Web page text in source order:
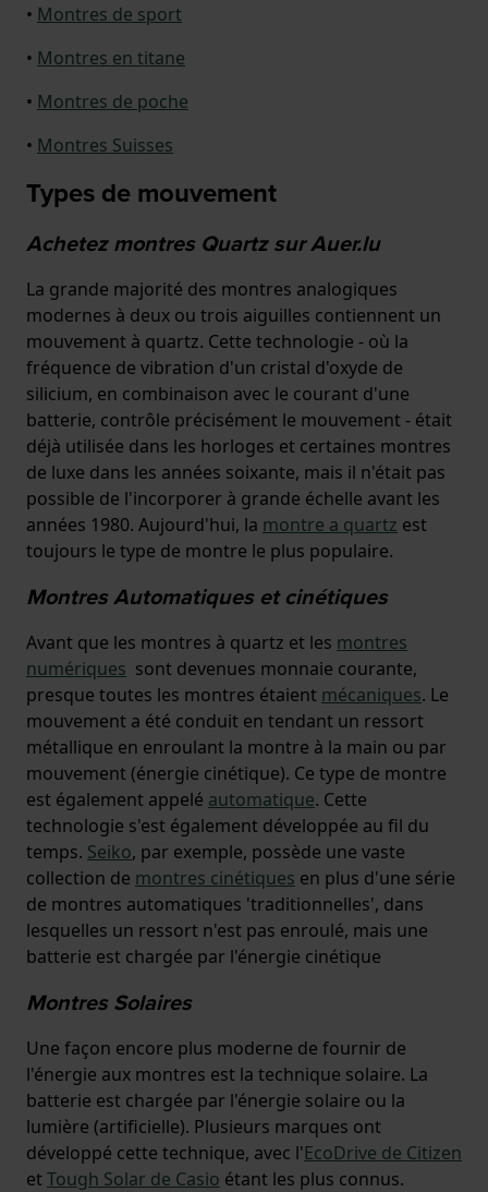
• Montres de sport
• Montres en titane
• Montres de poche
• Montres Suisses
Types de mouvement
Achetez montres Quartz sur Auer.lu
La grande majorité des montres analogiques
modernes à deux ou trois aiguilles contiennent un
mouvement à quartz. Cette technologie - où la
fréquence de vibration d'un cristal d'oxyde de
silicium, en combinaison avec le courant d'une
batterie, contrôle précisément le mouvement - était
déjà utilisée dans les horloges et certaines montres
de luxe dans les années soixante, mais il n'était pas
possible de l'incorporer à grande échelle avant les
années 1980. Aujourd'hui, la montre a quartz est
toujours le type de montre le plus populaire.
Montres Automatiques et cinétiques
Avant que les montres à quartz et les montres
numériques sont devenues monnaie courante,
presque toutes les montres étaient mécaniques. Le
mouvement a été conduit en tendant un ressort
métallique en enroulant la montre à la main ou par
mouvement (énergie cinétique). Ce type de montre
est également appelé automatique. Cette
technologie s'est également développée au fil du
temps. Seiko, par exemple, possède une vaste
collection de montres cinétiques en plus d'une série
de montres automatiques 'traditionnelles', dans
lesquelles un ressort n'est pas enroulé, mais une
batterie est chargée par l'énergie cinétique
Montres Solaires
Une façon encore plus moderne de fournir de
l'énergie aux montres est la technique solaire. La
batterie est chargée par l'énergie solaire ou la
lumière (artificielle). Plusieurs marques ont
développé cette technique, avec l'EcoDrive de Citizen
et Tough Solar de Casio étant les plus connus.